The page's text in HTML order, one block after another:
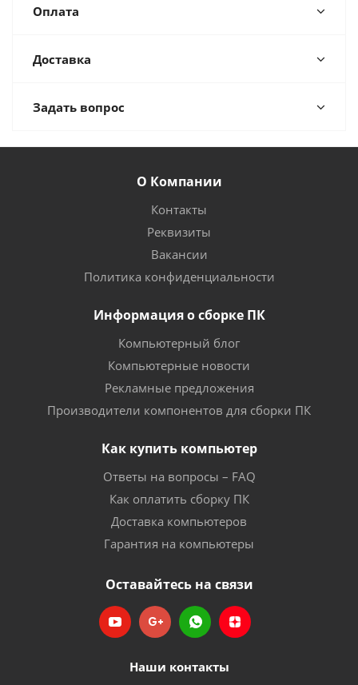
Оплата
Доставка
Задать вопрос
О Компании
Контакты
Реквизиты
Вакансии
Политика конфиденциальности
Информация о сборке ПК
Компьютерный блог
Компьютерные новости
Рекламные предложения
Производители компонентов для сборки ПК
Как купить компьютер
Ответы на вопросы – FAQ
Как оплатить сборку ПК
Доставка компьютеров
Гарантия на компьютеры
Оставайтесь на связи
Наши контакты